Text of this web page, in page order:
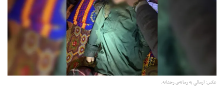
عکس: ارسالی به رسانه‌ی رخشانه.